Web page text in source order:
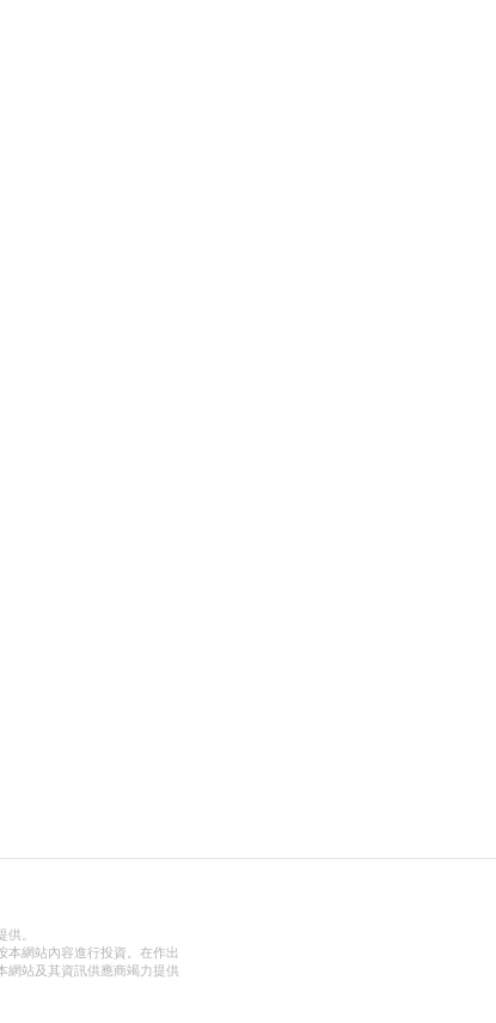
。
本網站內容進行投資。在作出
網站及其資訊供應商竭力提供